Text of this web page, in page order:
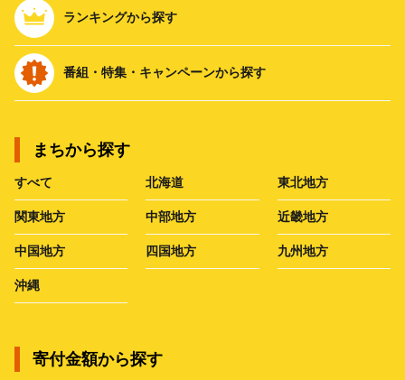
ランキングから探す
番組・特集・キャンペーンから探す
まちから探す
すべて 北海道 東北地方
関東地方 中部地方 近畿地方
中国地方 四国地方 九州地方
沖縄
寄付金額から探す